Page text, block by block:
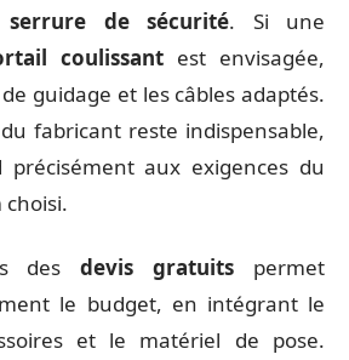
serrure de sécurité. Si une
coulissant est envisagée,
guidage et les câbles adaptés.
fabricant reste indispensable,
précisément aux exigences du
desdevis gratuits permet
le budget, en intégrant le
et le matériel de pose.